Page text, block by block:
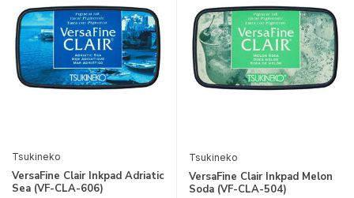
Tsukineko
VersaFine Clair Inkpad Adriatic
Sea (VF-CLA-606)
Tsukineko
VersaFine Clair Inkpad Melon
Soda (VF-CLA-504)